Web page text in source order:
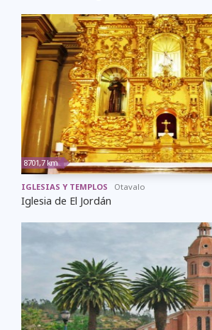
8701,7 km
IGLESIAS Y TEMPLOS Otavalo
Iglesia de El Jordán